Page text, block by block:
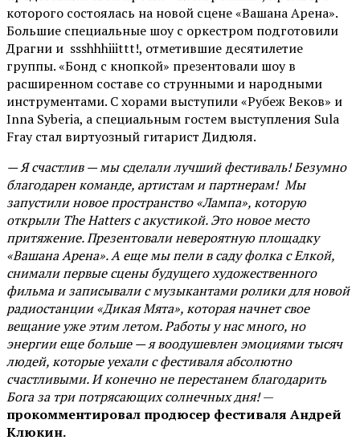
которого состоялась на новой сцене «Вашана Арена».
Большие специальные шоу с оркестром подготовили
Драгни и ssshhhiiittt!, отметившие десятилетие
группы. «Бонд с кнопкой» презентовали шоу в
расширенном составе со струнными и народными
инструментами. С хорами выступили «Рубеж Веков» и
Inna Syberia, а специальным гостем выступления Sula
Fray стал виртуозный гитарист Дидюля.
— Я счастлив — мы сделали лучший фестиваль! Безумно
благодарен команде, артистам и партнерам! Мы
запустили новое пространство «Лампа», которую
открыли The Hatters с акустикой. Это новое место
притяжение. Презентовали невероятную площадку
«Вашана Арена». А еще мы пели в саду фолка с Елкой,
снимали первые сцены будущего художественного
фильма и записывали с музыкантами ролики для новой
радиостанции «Дикая Мята», которая начнет свое
вещание уже этим летом. Работы у нас много, но
энергии еще больше — я воодушевлен эмоциями тысяч
людей, которые уехали с фестиваля абсолютно
счастливыми. И конечно не перестанем благодарить
Бога за три потрясающих солнечных дня!—
прокомментировал продюсер фестиваля Андрей
Клюкин.